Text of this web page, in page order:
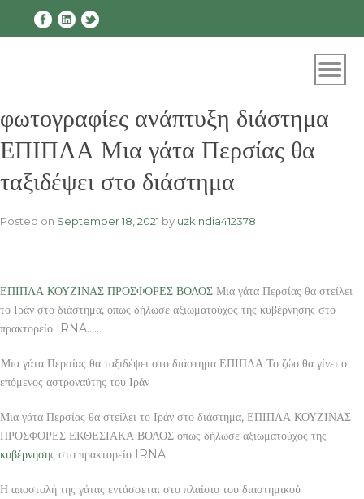
φωτογραφίες ανάπτυξη διάστημα
ΕΠΙΠΛΑ Μια γάτα Περσίας θα
ταξιδέψει στο διάστημα
Posted on September 18, 2021 by uzkindia412378
ΕΠΙΠΛΑ ΚΟΥΖΙΝΑΣ ΠΡΟΣΦΟΡΕΣ ΒΟΛΟΣ Μια γάτα Περσίας θα στείλει
το Ιράν στο διάστημα, όπως δήλωσε αξιωματούχος της κυβέρνησης στο
πρακτορείο IRNA……
Μια γάτα Περσίας θα ταξιδέψει στο διάστημα ΕΠΙΠΛΑ Το ζώο θα γίνει ο
επόμενος αστροναύτης του Ιράν
Μια γάτα Περσίας θα στείλει το Ιράν στο διάστημα, ΕΠΙΠΛΑ ΚΟΥΖΙΝΑΣ
ΠΡΟΣΦΟΡΕΣ ΕΚΘΕΣΙΑΚΑ ΒΟΛΟΣ όπως δήλωσε αξιωματούχος της
κυβέρνησης στο πρακτορείο IRNA.
Η αποστολή της γάτας εντάσσεται στο πλαίσιο του διαστημικού